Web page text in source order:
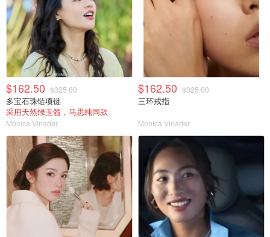
$162.50 $325.00
多宝石珠链项链
采用天然绿玉髓，马思纯同款
Monica Vinader
$162.50 $325.00
三环戒指
Monica Vinader